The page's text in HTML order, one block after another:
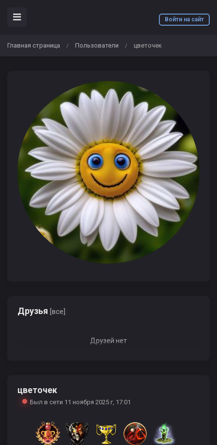
Войти на сайт
Главная страница / Пользователи / цветочек
Друзья [все]
Друзей нет
цветочек
Был в сети 11 ноября 2025 г, 17:01